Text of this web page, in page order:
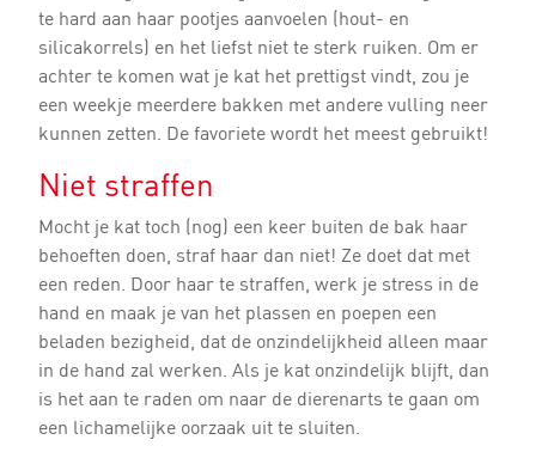
te hard aan haar pootjes aanvoelen (hout- en
silicakorrels) en het liefst niet te sterk ruiken. Om er
achter te komen wat je kat het prettigst vindt, zou je
een weekje meerdere bakken met andere vulling neer
kunnen zetten. De favoriete wordt het meest gebruikt!
Niet straffen
Mocht je kat toch (nog) een keer buiten de bak haar
behoeften doen, straf haar dan niet! Ze doet dat met
een reden. Door haar te straffen, werk je stress in de
hand en maak je van het plassen en poepen een
beladen bezigheid, dat de onzindelijkheid alleen maar
in de hand zal werken. Als je kat onzindelijk blijft, dan
is het aan te raden om naar de dierenarts te gaan om
een lichamelijke oorzaak uit te sluiten.